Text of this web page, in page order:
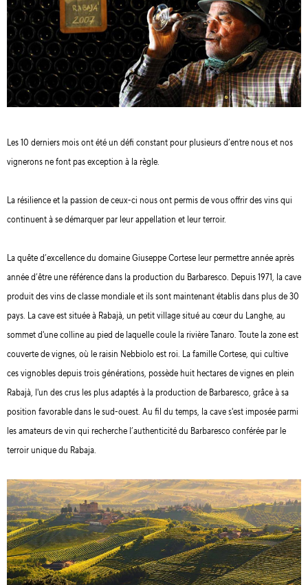
Les 10 derniers mois ont été un défi constant pour plusieurs d’entre nous et nos
vignerons ne font pas exception à la règle.
La résilience et la passion de ceux-ci nous ont permis de vous offrir des vins qui
continuent à se démarquer par leur appellation et leur terroir.
La quête d’excellence du domaine Giuseppe Cortese leur permettre année après
année d’être une référence dans la production du Barbaresco. Depuis 1971, la cave
produit des vins de classe mondiale et ils sont maintenant établis dans plus de 30
pays. La cave est située à Rabajà, un petit village situé au cœur du Langhe, au
sommet d'une colline au pied de laquelle coule la rivière Tanaro. Toute la zone est
couverte de vignes, où le raisin Nebbiolo est roi. La famille Cortese, qui cultive
ces vignobles depuis trois générations, possède huit hectares de vignes en plein
Rabajà, l'un des crus les plus adaptés à la production de Barbaresco, grâce à sa
position favorable dans le sud-ouest. Au fil du temps, la cave s'est imposée parmi
les amateurs de vin qui recherche l’authenticité du Barbaresco conférée par le
terroir unique du Rabaja.